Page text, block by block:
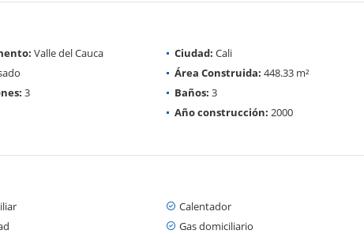
Valle del Cauca Ciudad: Cali
Área Construida: 448.33 m²
3 Baños: 3
Año construcción: 2000
Calentador
Gas domiciliario